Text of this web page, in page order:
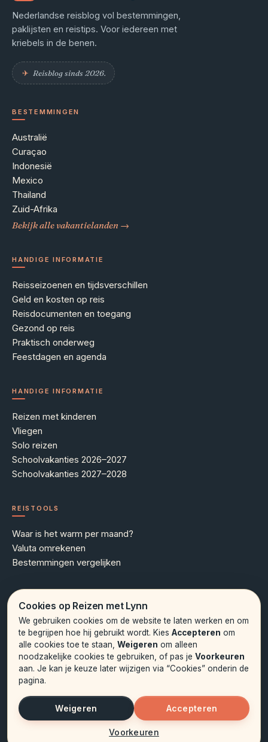
Nederlandse reisblog vol bestemmingen,
paklijsten en reistips. Voor iedereen met
kriebels in de benen.
✈︎ Reisblog sinds 2026.
BESTEMMINGEN
Australië
Curaçao
Indonesië
Mexico
Thailand
Zuid-Afrika
Bekijk alle vakantielanden →
HANDIGE INFORMATIE
Reisseizoenen en tijdsverschillen
Geld en kosten op reis
Reisdocumenten en toegang
Gezond op reis
Praktisch onderweg
Feestdagen en agenda
HANDIGE INFORMATIE
Reizen met kinderen
Vliegen
Solo reizen
Schoolvakanties 2026–2027
Schoolvakanties 2027–2028
REISTOOLS
Waar is het warm per maand?
Valuta omrekenen
Bestemmingen vergelijken
MEER WETEN
Over Lynn
Contact
Hoe onze artikelen tot stand komen
Privacybeleid
Cookieverklaring
© 2026 Reizen met Lynn. Alle rechten voorbehouden.
Cookies op Reizen met Lynn
We gebruiken cookies om de website te laten werken en om
te begrijpen hoe hij gebruikt wordt. Kies Accepteren om
alle cookies toe te staan, Weigeren om alleen
noodzakelijke cookies te gebruiken, of pas je Voorkeuren
aan. Je kan je keuze later wijzigen via “Cookies” onderin de
pagina.
Weigeren
Voorkeuren
Accepteren